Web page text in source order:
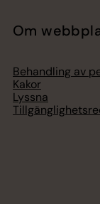
Om
Behandling av
Kakor
Lyssna